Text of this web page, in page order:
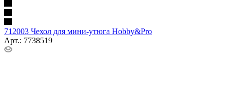
712003 Чехол для мини-утюга Hobby&Pro
Арт.: 7738519